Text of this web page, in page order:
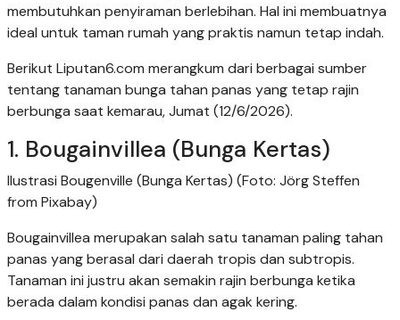
membutuhkan penyiraman berlebihan. Hal ini membuatnya
ideal untuk taman rumah yang praktis namun tetap indah.
Berikut Liputan6.com merangkum dari berbagai sumber
tentang tanaman bunga tahan panas yang tetap rajin
berbunga saat kemarau, Jumat (12/6/2026).
1. Bougainvillea (Bunga Kertas)
Ilustrasi Bougenville (Bunga Kertas) (Foto: Jörg Steffen
from Pixabay)
Bougainvillea merupakan salah satu tanaman paling tahan
panas yang berasal dari daerah tropis dan subtropis.
Tanaman ini justru akan semakin rajin berbunga ketika
berada dalam kondisi panas dan agak kering.